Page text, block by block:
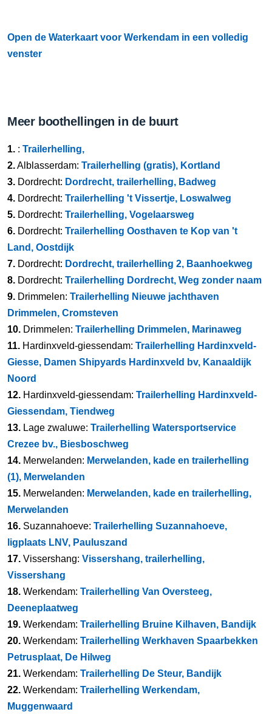
Open de Waterkaart voor Werkendam in een volledig
venster
Meer boothellingen in de buurt
1. : Trailerhelling,
2.Alblasserdam: Trailerhelling (gratis), Kortland
3. Dordrecht: Dordrecht, trailerhelling, Badweg
4. Dordrecht: Trailerhelling 't Vissertje, Loswalweg
5. Dordrecht: Trailerhelling, Vogelaarsweg
6. Dordrecht: Trailerhelling Oosthaven te Kop van 't
Land, Oostdijk
7. Dordrecht: Dordrecht, trailerhelling 2, Baanhoekweg
8. Dordrecht: Trailerhelling Dordrecht, Weg zonder naam
9. Drimmelen: Trailerhelling Nieuwe jachthaven
Drimmelen, Cromsteven
10. Drimmelen: Trailerhelling Drimmelen, Marinaweg
11. Hardinxveld-giessendam: Trailerhelling Hardinxveld-
Giesse, Damen Shipyards Hardinxveld bv, Kanaaldijk
Noord
12. Hardinxveld-giessendam: Trailerhelling Hardinxveld-
Giessendam, Tiendweg
13. Lage zwaluwe: Trailerhelling Watersportservice
Crezee bv., Biesboschweg
14. Merwelanden: Merwelanden, kade en trailerhelling
(1), Merwelanden
15. Merwelanden: Merwelanden, kade en trailerhelling,
Merwelanden
16. Suzannahoeve: Trailerhelling Suzannahoeve,
ligplaats LNV, Pauluszand
17. Vissershang: Vissershang, trailerhelling,
Vissershang
18. Werkendam: Trailerhelling Van Oversteeg,
Deeneplaatweg
19. Werkendam: Trailerhelling Bruine Kilhaven, Bandijk
20. Werkendam: Trailerhelling Werkhaven Spaarbekken
Petrusplaat, De Hilweg
21. Werkendam: Trailerhelling De Steur, Bandijk
22. Werkendam: Trailerhelling Werkendam,
Muggenwaard